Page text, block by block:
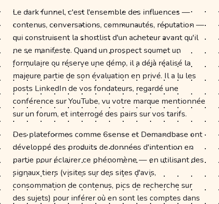
Le dark funnel, c'est l'ensemble des influences —
contenus, conversations, communautés, réputation —
qui construisent la shortlist d'un acheteur avant qu'il
ne se manifeste. Quand un prospect soumet un
formulaire ou réserve une démo, il a déjà réalisé la
majeure partie de son évaluation en privé. Il a lu les
posts LinkedIn de vos fondateurs, regardé une
conférence sur YouTube, vu votre marque mentionnée
sur un forum, et interrogé des pairs sur vos tarifs.
Des plateformes comme 6sense et Demandbase ont
développé des produits de données d'intention en
partie pour éclairer ce phénomène — en utilisant des
signaux tiers (visites sur des sites d'avis,
consommation de contenus, pics de recherche sur
des sujets) pour inférer où en sont les comptes dans